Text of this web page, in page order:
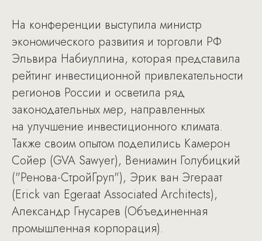
На конференции выступила министр
экономического развития и торговли РФ
Эльвира Набиуллина, которая представила
рейтинг инвестиционной привлекательности
регионов России и осветила ряд
законодательных мер, направленных
на улучшение инвестиционного климата.
Также своим опытом поделились Камерон
Сойер (GVA Sawyer), Вениамин Голубицкий
("Ренова-СтройГруп"), Эрик ван Эгераат
(Erick van Egeraat Associated Architects),
Александр Гнусарев (Объединенная
промышленная корпорация).